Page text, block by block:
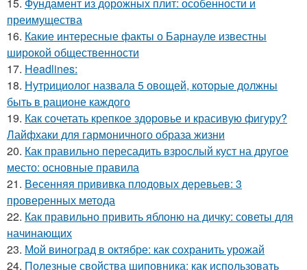
15. Фундамент из дорожных плит: особенности и
преимущества
16. Какие интересные факты о Барнауле известны
широкой общественности
17. Headlines:
18. Нутрициолог назвала 5 овощей, которые должны
быть в рационе каждого
19. Как сочетать крепкое здоровье и красивую фигуру?
Лайфхаки для гармоничного образа жизни
20. Как правильно пересадить взрослый куст на другое
место: основные правила
21. Весенняя прививка плодовых деревьев: 3
проверенных метода
22. Как правильно привить яблоню на дичку: советы для
начинающих
23. Мой виноград в октябре: как сохранить урожай
24. Полезные свойства шиповника: как использовать